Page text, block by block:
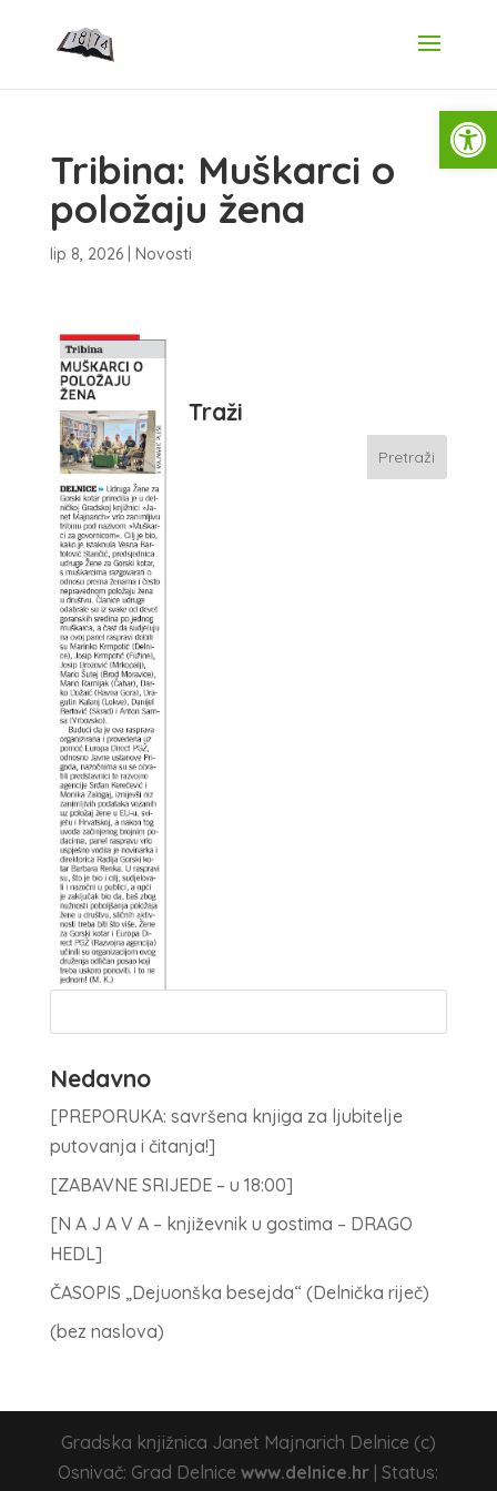
Tribina: Muškarci o
položaju žena
lip 8, 2026| Novosti
Traži
Nedavno
[PREPORUKA: savršena knjiga za ljubitelje
putovanja i čitanja!]
[ZABAVNE SRIJEDE – u 18:00]
[N A J A V A – književnik u gostima – DRAGO
HEDL]
ČASOPIS „Dejuonška besejda“ (Delnička riječ)
(bez naslova)
Gradska knjižnica Janet Majnarich Delnice (c)
Osnivač: Grad Delnicewww.delnice.hr | Status: